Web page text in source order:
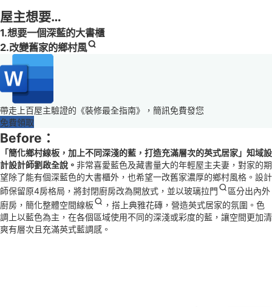
屋主想要…
1.想要一個深藍的大書櫃
2.改變舊家的鄉村風
帶走上百屋主驗證的《裝修最全指南》，簡訊免費發您
免費領取
Before：
「簡化鄉村線板，加上不同深淺的藍，打造充滿層次的英式居家」知域設
計設計師劉啟全說。 非常喜愛藍色及藏書量大的年輕屋主夫妻，對家的期
望除了能有個深藍色的大書櫃外，也希望一改舊家濃厚的鄉村風格。設計
師保留原4房格局，將封閉廚房改為開放式，並以玻璃拉門
區分出內外
廚房，簡化整體空間線板
，搭上典雅花磚，營造英式居家的氛圍。色
調上以藍色為主，在各個區域使用不同的深淺或彩度的藍，讓空間更加清
爽有層次且充滿英式藍調感。